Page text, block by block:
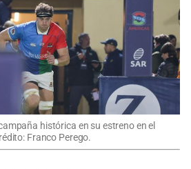
histórica en su estreno en el
Franco Perego.